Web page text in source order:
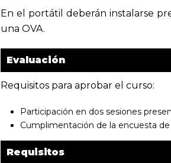
En el portátil deberán instalarse
una OVA.
Evaluación
Requisitos para aprobar el curso:
Participación en dos sesiones
Cumplimentación de la encuesta de
Requisitos